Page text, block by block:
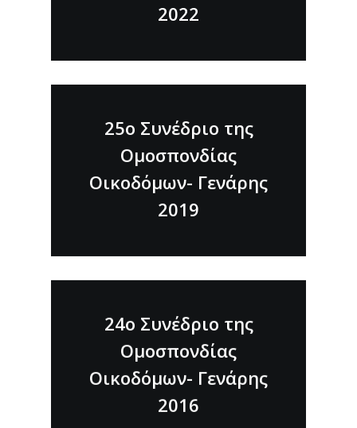
2022
25ο Συνέδριο της
Ομοσπονδίας
Οικοδόμων- Γενάρης
2019
24ο Συνέδριο της
Ομοσπονδίας
Οικοδόμων- Γενάρης
2016